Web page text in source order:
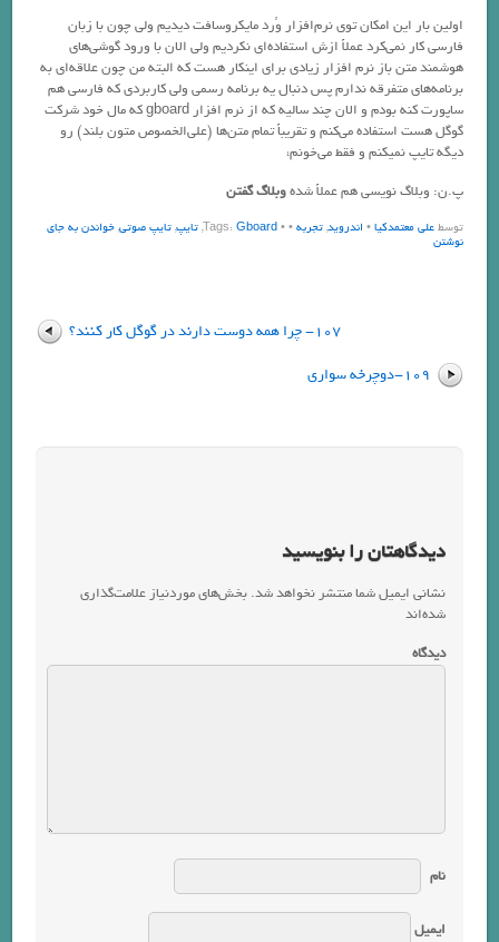
اولین بار این امکان توی نرم‌افزار وُرد مایکروسافت دیدیم ولی چون با زبان
فارسی کار نمی‌کرد عملاً ازش استفاده‌ای نکردیم ولی الان با ورود گوشی‌های
هوشمند متن باز نرم افزار زیادی برای اینکار هست که البته من چون علاقه‌ای به
برنامه‌های متفرقه ندارم پس دنبال یه برنامه رسمی ولی کاربردی که فارسی هم
ساپورت کنه بودم و الان چند سالیه که از نرم افزار gboard که مال خود شرکت
گوگل هست استفاده می‌کنم و تقریباً تمام متن‌ها (علی‌الخصوص متون بلند) رو
دیگه تایپ نمیکنم و فقط می‌خونم،
پ.ن: وبلاگ نویسی هم عملاً شدهوبلاگ گفتن
توسطعلی معتمدکیا• اندروید,تجربه•
• Tags:
Gboard
,تایپ,تایپ صوتی,خواندن به جای
نوشتن
107- چرا همه دوست دارند در گوگل کار کنند؟
109-دوچرخه سواري
دیدگاهتان را بنویسید
نشانی ایمیل شما منتشر نخواهد شد. بخش‌های موردنیاز علامت‌گذاری
شده‌اند
دیدگاه
نام
ایمیل